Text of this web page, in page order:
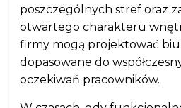
poszczególnych stref oraz
otwartego charakteru
firmy mogą projektować
dopasowane do
oczekiwań pracowników.